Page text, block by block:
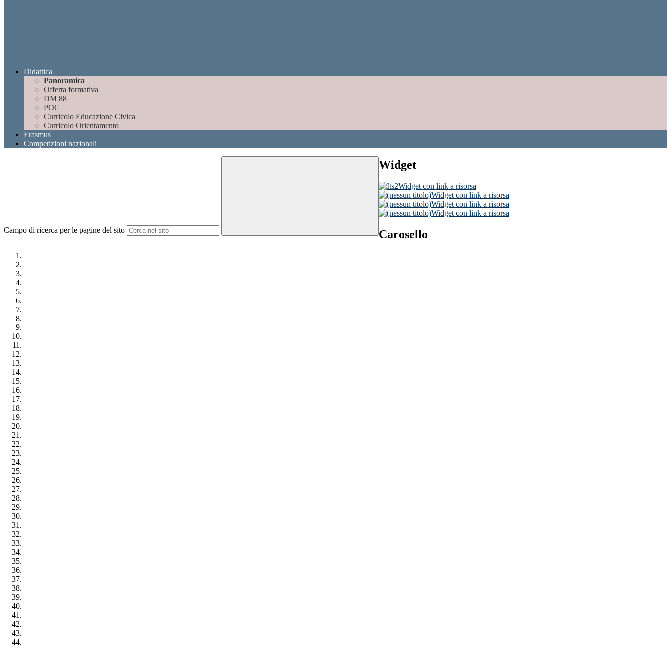
Didattica
Panoramica
Offerta formativa
DM 88
POC
Curricolo Educazione Civica
Curricolo Orientamento
Erasmus
Competizioni nazionali
Campo di ricerca per le pagine del sito
Widget
Widget con link a risorsa
Widget con link a risorsa
Widget con link a risorsa
Widget con link a risorsa
Carosello